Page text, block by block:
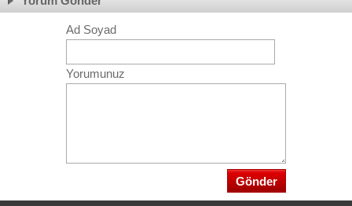
Ad Soyad
Yorumunuz